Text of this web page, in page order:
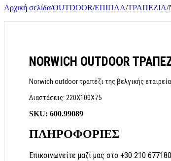
Αρχική σελίδα/OUTDOOR/ΕΠΙΠΛΑ/ΤΡΑΠΕΖΙΑ/
NORWICH OUTDOOR
Norwich outdoor τραπέζι της βελγικής
Διαστάσεις: 220X100X75
SKU: 600.99089
ΠΛΗΡΟΦΟΡΙΕΣ
Επικοινωνείτε μαζί μας στο +30 210